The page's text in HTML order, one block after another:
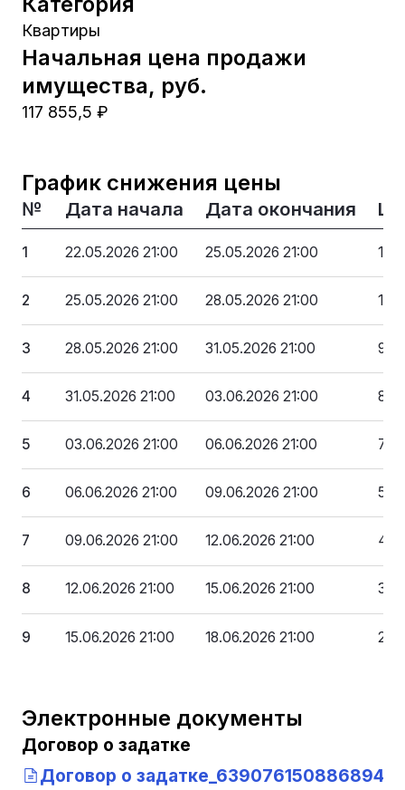
Квартиры
Начальная цена продажи
имущества, руб.
117 855,5 ₽
График снижения цены
№ Дата начала Дата окончания
1 22.05.2026 21:00 25.05.2026 21:00 117
2 25.05.2026 21:00 28.05.2026 21:00 106
3 28.05.2026 21:00 31.05.2026 21:00 94
4 31.05.2026 21:00 03.06.2026 21:00 82
5 03.06.2026 21:00 06.06.2026 21:00 70
6 06.06.2026 21:00 09.06.2026 21:00 58
7 09.06.2026 21:00 12.06.2026 21:00 47
8 12.06.2026 21:00 15.06.2026 21:00 35
9 15.06.2026 21:00 18.06.2026 21:00 23
Электронные документы
Договор о задатке
Договор о